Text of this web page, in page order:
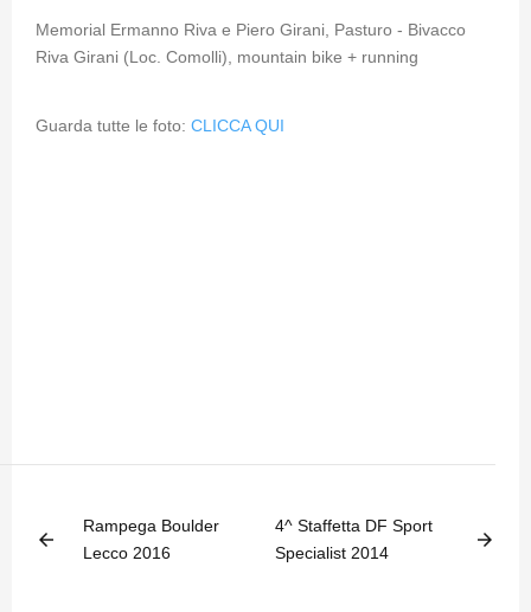
Memorial Ermanno Riva e Piero Girani, Pasturo - Bivacco
Riva Girani (Loc. Comolli), mountain bike + running
Guarda tutte le foto: CLICCA QUI
arrow_back
Rampega Boulder
Lecco 2016
4^ Staffetta DF Sport
Specialist 2014
arrow_forward